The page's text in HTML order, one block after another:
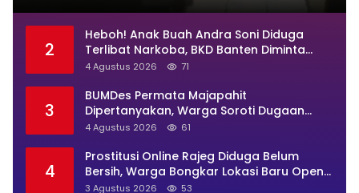
2
Heboh! Anak Buah Andra Soni Diduga
Terlibat Narkoba, BKD Banten Diminta
Buka Suara
4 Agustus 2026 71
3
BUMDes Permata Majapahit
Dipertanyakan, Warga Soroti Dugaan
Pengelolaan Tak Transparan
4 Agustus 2026 61
4
Prostitusi Online Rajeg Diduga Belum
Bersih, Warga Bongkar Lokasi Baru Open
BO Usai Penggerebekan
3 Agustus 2026 53